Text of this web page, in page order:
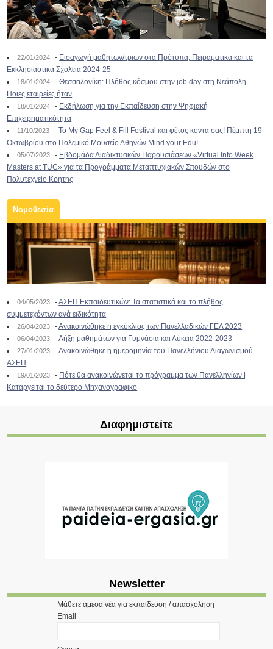
22/01/2024 - Εισαγωγή μαθητών/τριών στα Πρότυπα, Πειραματικά και τα
Εκκλησιαστικά Σχολεία 2024-25
18/01/2024 -Θεσσαλονίκη: Πλήθος κόσμου στην job day στη Νεάπολη –
Ποιες εταιρείες ήταν
18/01/2024 - Εκδήλωση για την Εκπαίδευση στην Ψηφιακή
Επιχειρηματικότητα
11/10/2023 -To My Gap Feel & Fill Festival και φέτος κοντά σας! Πέμπτη 19
Οκτωβρίου στο Πολεμικό Μουσείο Αθηνών Mind your Edu!
05/07/2023 - Εβδομάδα Διαδικτυακών Παρουσιάσεων «Virtual Info Week
Masters at TUC» για τα Προγράμματα Μεταπτυχιακών Σπουδών στο
Πολυτεχνείο Κρήτης
Νομοθεσία
04/05/2023 -ΑΣΕΠ Εκπαιδευτικών: Τα στατιστικά και το πλήθος
συμμετεχόντων ανά ειδικότητα
26/04/2023 -Ανακοινώθηκε η εγκύκλιος των Πανελλαδικών ΓΕΛ 2023
06/04/2023 -Λήξη μαθημάτων για Γυμνάσια και Λύκεια 2022-2023
27/01/2023 -Ανακοινώθηκε η ημερομηνία του Πανελλήνιου Διαγωνισμού
ΑΣΕΠ
19/01/2023 - Πότε θα ανακοινώνεται το πρόγραμμα των Πανελληνίων |
Καταργείται το δεύτερο Μηχανογραφικό
Διαφημιστείτε
Newsletter
Μάθετε άμεσα νέα για εκπαίδευση / απασχόληση
Email